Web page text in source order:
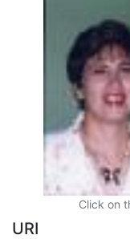
Click on
URI